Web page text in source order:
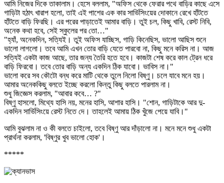
আমি নিজের দিকে তাকালাম। হেসে বললাম, "অফিস থেকে ফেরার পথে বাড়ির কাছে এসে
গাড়িটা হঠাৎ খারাপ হলো, তাই এই পাশের এক কার সার্ভিসিংয়ের দোকানে রেখে হাঁটতে
হাঁটতে বাড়ি ফিরছি। এর পরের পাড়াতেই আমার বাড়ি। তুই চল, কিছু খাবি, রেস্ট নিবি,
অনেক কথা হবে, সেই স্কুলের পর তো…"
"হ্যাঁ, অনেকদিন, সত্যিই। তুই অফিস যাচ্ছিস, গাড়ি কিনেছিস, ভালো আছিস শুনে
ভালো লাগলো। তবে আমি এখন তোর বাড়ি যেতে পারবো না, কিছু মনে করিস না। আজ
সত্যিই একটা কাজ আছে, তার জন্য তৈরি হতে হবে। কাজটা শেষ করে কাল ট্রেন ধরে
বাড়ি ফিরবো। তবে তোর বাড়ি অন্য একদিন ঠিক যাবো। ভাবিস না।"
ভালো করে সব কৌটো বন্ধ করে মাটি থেকে তুলে নিলো বিষ্ণু। চলে যাবে মনে হয়।
আমার অনেককিছু বলতে ইচ্ছে করলো কিন্তু কিছু বলতে পারলাম না।
শুধু জিজ্ঞেস করলাম, "আবার কবে… ?"
বিষ্ণু হাসলো, মিথ্যে হাসি নয়, মনের হাসি, আশার হাসি। "শোন, গাড়িটাকে আর দু-
একদিন সার্ভিসিংয়ে রেস্ট নিতে দে। তাহলেই আমায় ঠিক খুঁজে পেয়ে যাবি।"
আমি বুঝলাম না ও কী বলতে চাইলো, তবে বিষ্ণু আর দাঁড়ালো না। মনে মনে শুধু একটা
প্রার্থনা করলাম, 'বিষ্ণুর খুব ভালো হোক'।
*****